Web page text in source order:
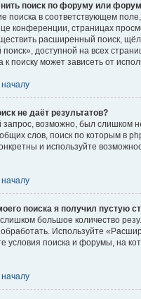
поиск по форуму или
поиска в соответствующем
конференции, страницах
расширенный поиск,
доступной на всех
к поиску может зависеть от
началу
не даёт результатов?
запрос, возможно, был слишком
слов, поиск по которым в
и используйте
началу
поиска я получил пустую
большое количество
обработать. Используйте
условия поиска и форумы, на
началу